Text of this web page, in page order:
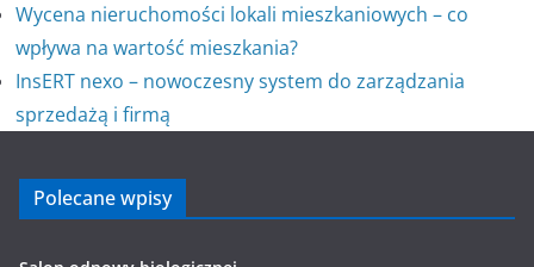
Wycena nieruchomości lokali mieszkaniowych – co
wpływa na wartość mieszkania?
InsERT nexo – nowoczesny system do zarządzania
sprzedażą i firmą
Polecane wpisy